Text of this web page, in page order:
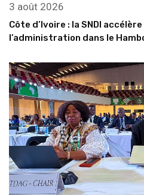
3 août 2026
Côte d’Ivoire : la SNDI
l’administration dans le